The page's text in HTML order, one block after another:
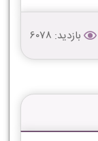
بازدید: 6078